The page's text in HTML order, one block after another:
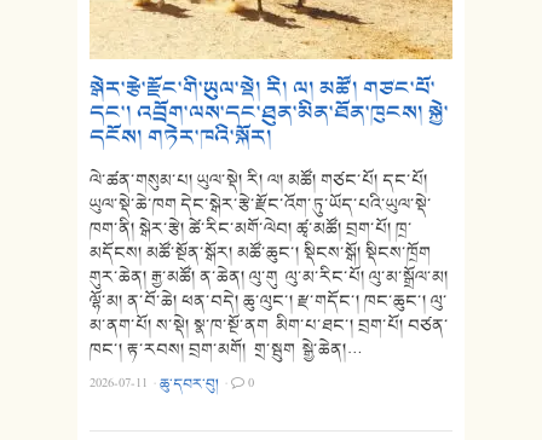
སྒེར་རྩེ་རྫོང་གི་ཡུལ་སྡེ། རི། ལ། མཚོ། གཙང་པོ་
དང་། འབྲོག་ལས་དང་ཐུན་མིན་ཐོན་ཁུངས། སྐྱེ་
དངོས། གཏེར་ཁའི་སྐོར།
ལེ་ཚན་གསུམ་པ། ཡུལ་སྡེ། རི། ལ། མཚོ། གཙང་པོ། དང་པོ།
ཡུལ་སྡེ་ཆེ་ཁག དེང་སྒེར་རྩེ་རྫོང་འོག་ཏུ་ཡོད་པའི་ཡུལ་སྡེ་
ཁག་ནི། སྒེར་རྩེ། ཚེ་རིང་མགོ་ལེབ། ཚྭ་མཚོ། བྲག་པོ། ཁྲ་
མདོངས། མཚོ་སྔོན་སྒོར། མཚོ་ཆུང་། སྡིངས་སྒོ། སྡིངས་ཁྲོག
གུར་ཆེན། རྒྱ་མཚོ། ན་ཆེན། ལུ་གུ ལུ་མ་རིང་པོ། ལུ་མ་སྒྲོལ་མ།
ལྷོ་མ། ན་བོ་ཆེ། ཕན་བདེ། ཆུ་ལུང་། རྫ་གདོང་། ཁང་ཆུང་། ལུ་
མ་ནག་པོ། ས་སྡེ། སྣ་ཁ་སྔོ་ནག མིག་པ་ཐང་། བྲག་པོ། བཙན་
ཁང་། རྟ་རབས། བྲག་མགོ། གྲ་སྦུག སྒྱེ་ཆེན།…
2026-07-11 ·ཆུ་དབར་བུ། · 0